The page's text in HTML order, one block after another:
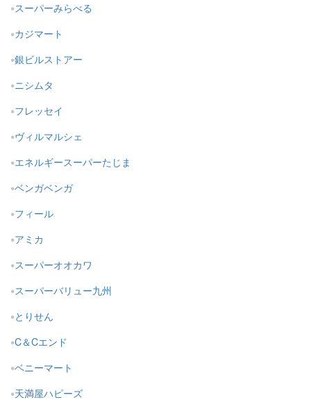
スーパーみらべる
カジマート
銀ビルストアー
ニシムタ
フレッセイ
ヴィルマルシェ
エネルギースーパーたじま
ベンガベンガ
フィール
アミカ
スーパーオオカワ
スーパーバリュー九州
とりせん
C＆Cエンド
ベニーマート
天満屋ハピーズ